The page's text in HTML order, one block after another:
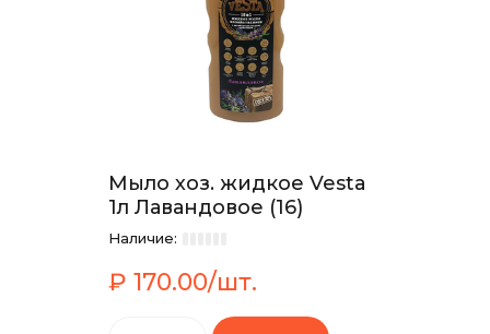
Мыло хоз. жидкое Vesta
1л Лавандовое (16)
Наличие:
₽ 170.00/шт.